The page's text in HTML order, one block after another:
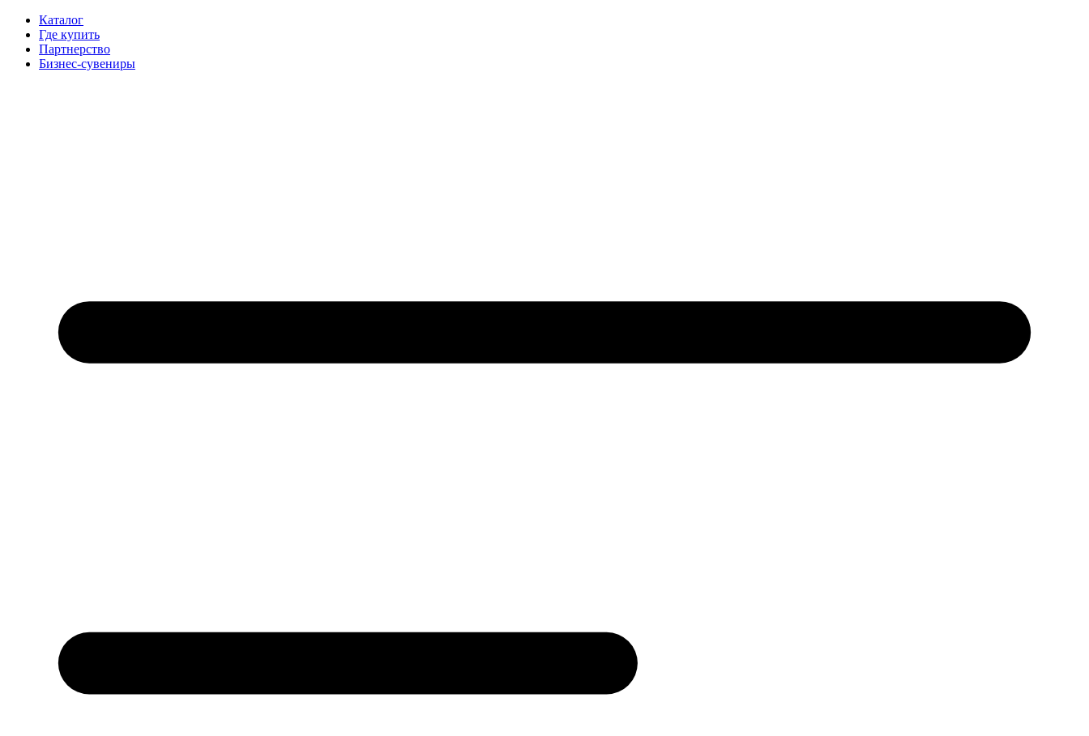
Каталог
Где купить
Партнерство
Бизнес-сувениры